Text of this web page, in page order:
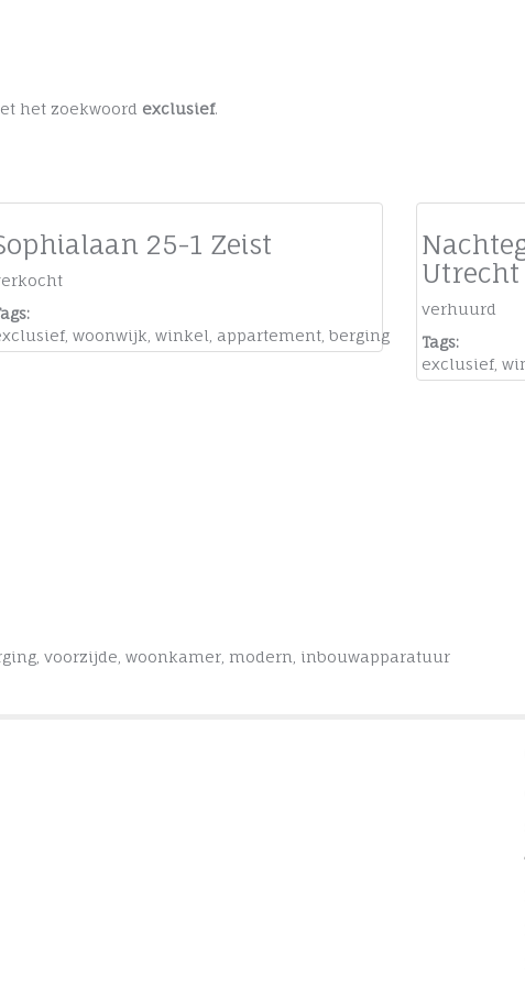
het zoekwoord exclusief.
25-1 Zeist
, woonwijk winkel appartement berging
Utrecht
verhuurd
Tags:
exclusief,
voorzijde woonkamer modern inbouwapparatuur